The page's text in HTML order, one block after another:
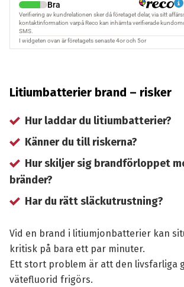
Litiumbatterier brand – risker
Hur laddar du litiumbatterier?
Känner du till riskerna?
Hur skiljer sig brandförloppet
bränder?
Har du rätt släckutrustning?
Vid en brand i litiumjonbatterier kan
kritisk på bara ett par minuter.
Ett stort problem är att den livsfarliga
vätefluorid frigörs.